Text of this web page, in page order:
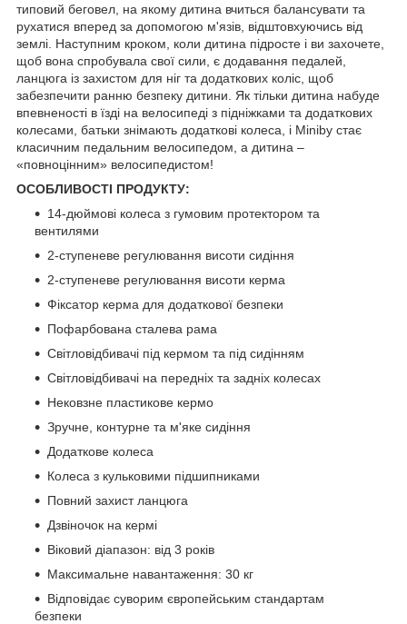
типовий беговел, на якому дитина вчиться балансувати та
рухатися вперед за допомогою м'язів, відштовхуючись від
землі. Наступним кроком, коли дитина підросте і ви захочете,
щоб вона спробувала свої сили, є додавання педалей,
ланцюга із захистом для ніг та додаткових коліс, щоб
забезпечити ранню безпеку дитини. Як тільки дитина набуде
впевненості в їзді на велосипеді з підніжками та додаткових
колесами, батьки знімають додаткові колеса, і Miniby стає
класичним педальним велосипедом, а дитина –
«повноцінним» велосипедистом!
ОСОБЛИВОСТІ ПРОДУКТУ:
14-дюймові колеса з гумовим протектором та
вентилями
2-ступеневе регулювання висоти сидіння
2-ступеневе регулювання висоти керма
Фіксатор керма для додаткової безпеки
Пофарбована сталева рама
Світловідбивачі під кермом та під сидінням
Світловідбивачі на передніх та задніх колесах
Нековзне пластикове кермо
Зручне, контурне та м'яке сидіння
Додаткове колеса
Колеса з кульковими підшипниками
Повний захист ланцюга
Дзвіночок на кермі
Віковий діапазон: від 3 років
Максимальне навантаження: 30 кг
Відповідає суворим європейським стандартам
безпеки